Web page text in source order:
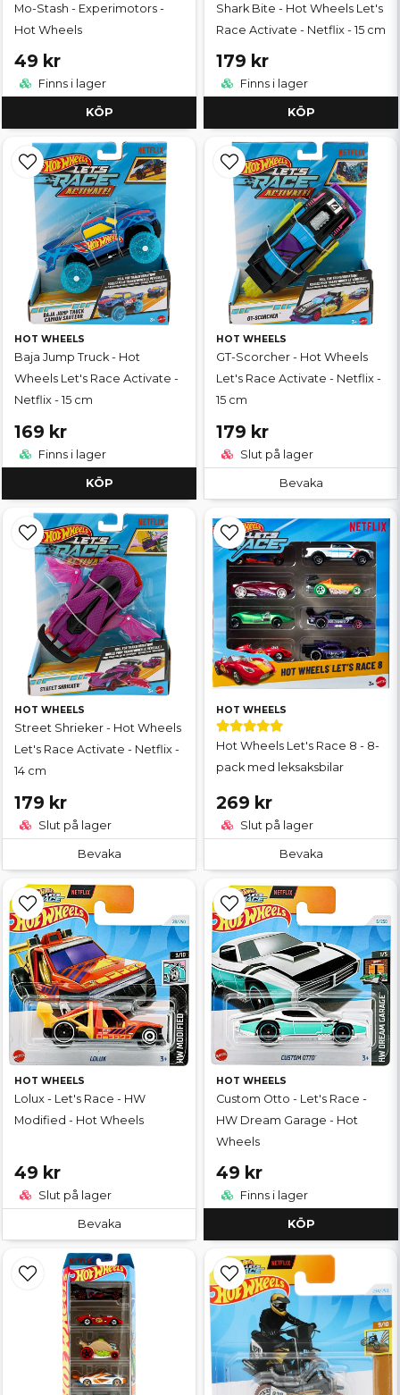
Mo-Stash - Experimotors -
Hot Wheels
49 kr
Finns i lager
KÖP
Shark Bite - Hot Wheels Let's
Race Activate - Netflix - 15 cm
179 kr
Finns i lager
KÖP
HOT WHEELS
Baja Jump Truck - Hot
Wheels Let's Race Activate -
Netflix - 15 cm
169 kr
Finns i lager
KÖP
HOT WHEELS
GT-Scorcher - Hot Wheels
Let's Race Activate - Netflix -
15 cm
179 kr
Slut på lager
Bevaka
HOT WHEELS
Street Shrieker - Hot Wheels
Let's Race Activate - Netflix -
14 cm
179 kr
Slut på lager
Bevaka
HOT WHEELS
Hot Wheels Let's Race 8 - 8-
pack med leksaksbilar
269 kr
Slut på lager
Bevaka
HOT WHEELS
Lolux - Let's Race - HW
Modified - Hot Wheels
49 kr
Slut på lager
Bevaka
HOT WHEELS
Custom Otto - Let's Race -
HW Dream Garage - Hot
Wheels
49 kr
Finns i lager
KÖP